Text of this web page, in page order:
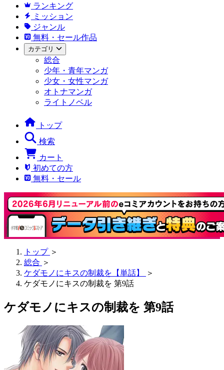
ランキング
ミッション
ジャンル
無料・セール作品
カテゴリ
総合
少年・青年マンガ
少女・女性マンガ
オトナマンガ
ライトノベル
トップ
検索
カート
初めての方
無料・セール
トップ ＞
総合 ＞
ケダモノにキスの制裁を【単話】
＞
ケダモノにキスの制裁を 第9話
ケダモノにキスの制裁を 第9話